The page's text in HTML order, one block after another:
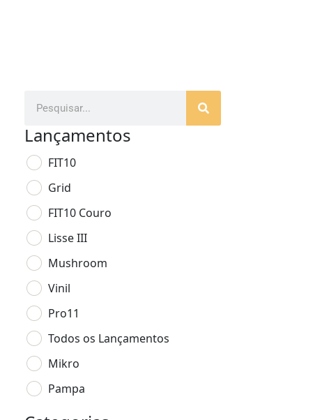
Lançamentos
FIT10
Grid
FIT10 Couro
Lisse III
Mushroom
Vinil
Pro11
Todos os Lançamentos
Mikro
Pampa